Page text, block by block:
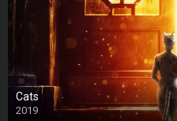
Cats
2019